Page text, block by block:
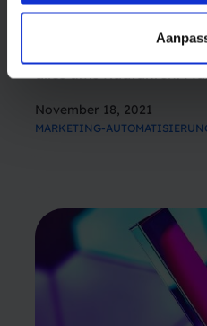
Durch SMS wird ein
alles ums Radfahren.
worden. Und obwohl es
November 18, 2021
MARKETING-